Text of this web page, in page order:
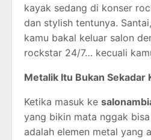
kayak sedang di konser
dan stylish tentunya.
kamu bakal keluar salon
rockstar 24/7… kecuali
Metalik Itu Bukan Sekadar
Ketika masuk ke
yang bikin mata nggak
adalah elemen metal yang